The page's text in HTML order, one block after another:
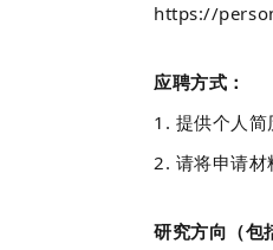
https://
应聘方式：
1. 提供个人简
2. 请将申请
研究方向（包